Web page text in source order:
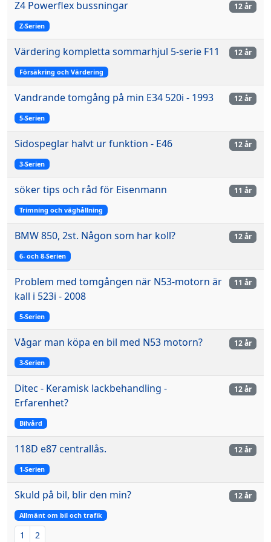
Z4 Powerflex bussningar
Z-Serien
12 år
Värdering kompletta sommarhjul 5-serie F11
Försäkring och Värdering
12 år
Vandrande tomgång på min E34 520i - 1993
5-Serien
12 år
Sidospeglar halvt ur funktion - E46
3-Serien
12 år
söker tips och råd för Eisenmann
Trimning och väghållning
11 år
BMW 850, 2st. Någon som har koll?
6- och 8-Serien
12 år
Problem med tomgången när N53-motorn är
kall i 523i - 2008
5-Serien
11 år
Vågar man köpa en bil med N53 motorn?
3-Serien
12 år
Ditec - Keramisk lackbehandling -
Erfarenhet?
Bilvård
12 år
118D e87 centrallås.
1-Serien
12 år
Skuld på bil, blir den min?
Allmänt om bil och trafik
1 2
12 år